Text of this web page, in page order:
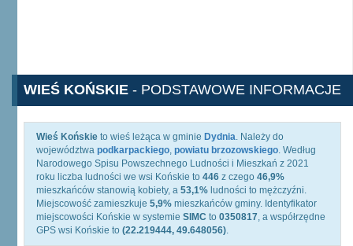
WIEŚ KOŃSKIE - PODSTAWOWE INFORMACJE
Wieś Końskie to wieś leżąca w gminie Dydnia. Należy do
województwa podkarpackiego, powiatu brzozowskiego. Według
Narodowego Spisu Powszechnego Ludności i Mieszkań z 2021
roku liczba ludności we wsi Końskie to 446 z czego 46,9%
mieszkańców stanowią kobiety, a 53,1% ludności to mężczyźni.
Miejscowość zamieszkuje 5,9% mieszkańców gminy. Identyfikator
miejscowości Końskie w systemie SIMC to 0350817, a współrzędne
GPS wsi Końskie to (22.219444, 49.648056).